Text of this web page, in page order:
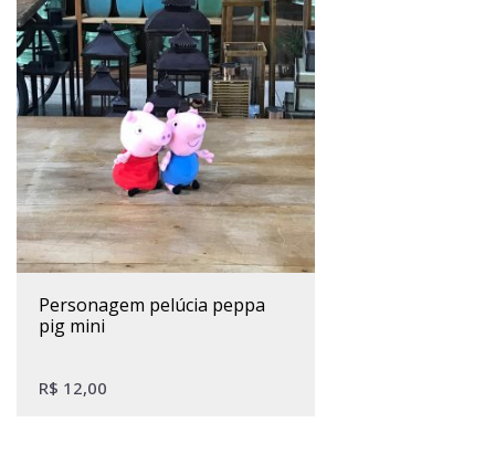
personagem pelúcia peppa
pig mini
R$ 12,00